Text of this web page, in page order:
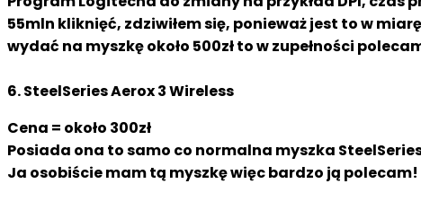
55mln kliknięć, zdziwiłem się, ponieważ jest to w
wydać na myszkę około 500zł to w zupełności
6. SteelSeries Aerox 3 Wireless
Cena = około 300zł
Posiada ona to samo co normalna myszka
Ja osobiście mam tą myszkę więc bardzo ją polecam!